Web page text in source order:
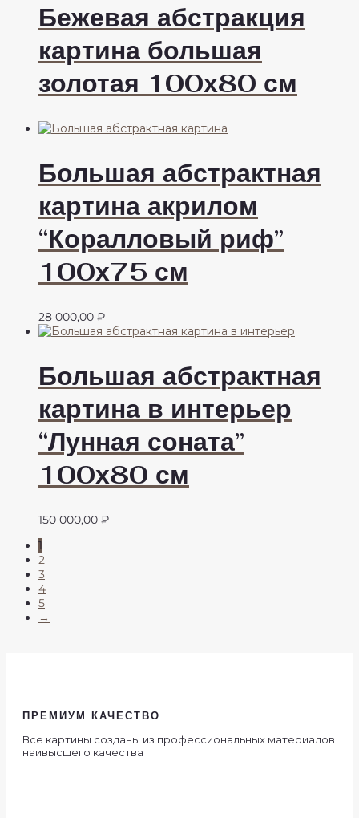
Бежевая абстракция
картина большая
золотая 100х80 см
Большая абстрактная
картина акрилом
“Коралловый риф”
100х75 см
28 000,00 ₽
Большая абстрактная
картина в интерьер
“Лунная соната”
100х80 см
150 000,00 ₽
1
2
3
4
5
→
ПРЕМИУМ КАЧЕСТВО
Все картины созданы из профессиональных материалов
наивысшего качества